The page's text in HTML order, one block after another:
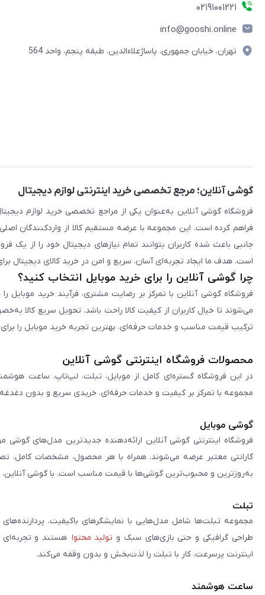
۰۲۱91001221
info@gooshi.online
تهران، خیابان جمهوری، پاساژعلاءالدین، طبقه پنجم، واحد 564
گوشی آنلاین؛ مرجع تخصصی خرید اینترنتی لوازم دیجیتال
فراهم کرده است. این مجموعه با عرضه مستقیم کالا از واردکنندگان
جانبی باعث شده کاربران بتوانند تمام نیازهای دیجیتال خود را از
است. هدف ما ایجاد تجربه‌ای آسان، سریع و امن در خرید کالای دیجیتال
چرا گوشی آنلاین را برای خرید موبایل انتخاب کنید؟
فروشگاه گوشی آنلاین با تمرکز بر رضایت مشتری، فرآیند خرید
می‌شوند تا خیال کاربران از کیفیت کالا راحت باشد. تحویل سریع کالا
ترکیب قیمت مناسب و خدمات حرفه‌ای، بهترین تجربه خرید موبایل را برای
محصولات فروشگاه اینترنتی گوشی آنلاین
در این فروشگاه گستره‌ای کامل از موبایل، تبلت، لپ‌تاپ، ساعت
مجموعه با تمرکز بر کیفیت و خدمات حرفه‌ای، خریدی سریع و بدون دغدغه
گوشی موبایل
فروشگاه اینترنتی گوشی آنلاین ارائه‌دهنده جدیدترین مدل‌های گوشی
گارانتی معتبر عرضه می‌شوند. همراه با هر محصول، مشخصات کامل،
به‌روزترین و محبوب‌ترین گوشی‌ها با قیمت مناسب است. با گوشی
تبلت
مجموعه تبلت‌ها شامل مدل‌هایی با نمایشگرهای باکیفیت،
طراحی گرافیکی و حتی بازی‌های سبک و تولید محتوا هستند و تجربه‌ای
اینترنت پرسرعت، کار با تبلت را لذت‌بخش و بدون وقفه می‌کند.
ساعت هوشمند